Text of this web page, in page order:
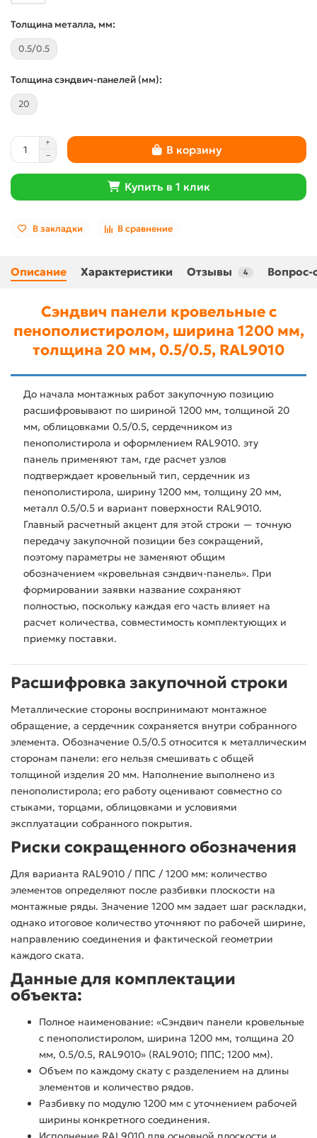
Толщина металла, мм:
0.5/0.5
Толщина сэндвич-панелей (мм):
20
В корзину
Купить в 1 клик
В закладки В сравнение
Описание Характеристики Отзывы 4 Вопрос-
Сэндвич панели кровельные с
пенополистиролом, ширина 1200 мм,
толщина 20 мм, 0.5/0.5, RAL9010
До начала монтажных работ закупочную позицию
расшифровывают по шириной 1200 мм, толщиной 20
мм, облицовками 0.5/0.5, сердечником из
пенополистирола и оформлением RAL9010. эту
панель применяют там, где расчет узлов
подтверждает кровельный тип, сердечник из
пенополистирола, ширину 1200 мм, толщину 20 мм,
металл 0.5/0.5 и вариант поверхности RAL9010.
Главный расчетный акцент для этой строки — точную
передачу закупочной позиции без сокращений,
поэтому параметры не заменяют общим
обозначением «кровельная сэндвич-панель». При
формировании заявки название сохраняют
полностью, поскольку каждая его часть влияет на
расчет количества, совместимость комплектующих и
приемку поставки.
Расшифровка закупочной строки
Металлические стороны воспринимают монтажное
обращение, а сердечник сохраняется внутри собранного
элемента. Обозначение 0.5/0.5 относится к металлическим
сторонам панели: его нельзя смешивать с общей
толщиной изделия 20 мм. Наполнение выполнено из
пенополистирола; его работу оценивают совместно со
стыками, торцами, облицовками и условиями
эксплуатации собранного покрытия.
Риски сокращенного обозначения
Для варианта RAL9010 / ППС / 1200 мм: количество
элементов определяют после разбивки плоскости на
монтажные ряды. Значение 1200 мм задает шаг раскладки,
однако итоговое количество уточняют по рабочей ширине,
направлению соединения и фактической геометрии
каждого ската.
Данные для комплектации
объекта:
Полное наименование: «Сэндвич панели кровельные
с пенополистиролом, ширина 1200 мм, толщина 20
мм, 0.5/0.5, RAL9010» (RAL9010; ППС; 1200 мм).
Объем по каждому скату с разделением на длины
элементов и количество рядов.
Разбивку по модулю 1200 мм с уточнением рабочей
ширины конкретного соединения.